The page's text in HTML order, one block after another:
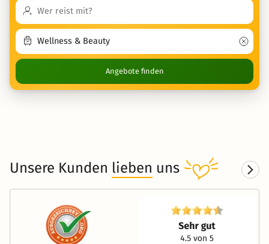
Angebote finden
Unsere Kunden lieben uns